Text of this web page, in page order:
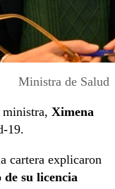
Ministra de Salud
Ximena
19.
cartera explicaron
de su licencia